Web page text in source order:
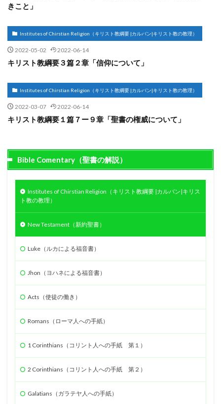
きこと」
Institutes of Chirstian Religion（キリスト教綱要 |カルバン|キリスト教の教理）
2022-05-02 2022-06-14
キリスト教綱要３篇２章「信仰について」
Institutes of Chirstian Religion（キリスト教綱要 |カルバン|キリスト教の教理）
2022-03-07 2022-06-14
キリスト教綱要１篇７ー９章「聖書の権威について」
Bible Comentary（聖書の解説）
Institutes of Chirstian Religion（キリスト教綱要 |カルバン|キリス
ト教の教理）
New Testament（新約聖書）
Luke（ルカによる福音書）
Jhon（ヨハネによる福音書）
Acts（使徒の働き）
Romans（ローマ人への手紙）
1 Corinthians（コリント人への手紙 第１）
2 Corinthians（コリント人への手紙 第２）
Galatians（ガラテヤ人への手紙）